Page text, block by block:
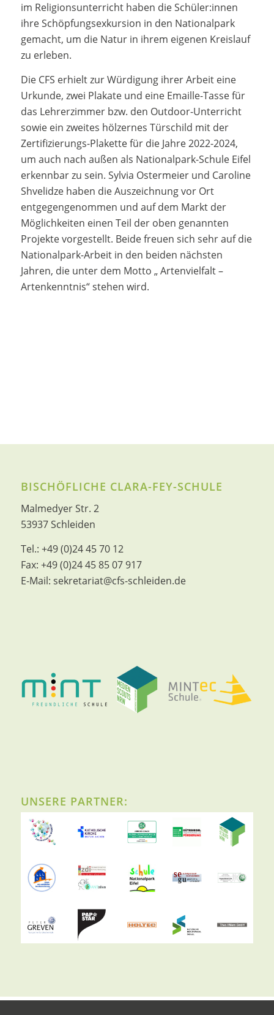
im Religionsunterricht haben die Schüler:innen
ihre Schöpfungsexkursion in den Nationalpark
gemacht, um die Natur in ihrem eigenen Kreislauf
zu erleben.
Die CFS erhielt zur Würdigung ihrer Arbeit eine
Urkunde, zwei Plakate und eine Emaille-Tasse für
das Lehrerzimmer bzw. den Outdoor-Unterricht
sowie ein zweites hölzernes Türschild mit der
Zertifizierungs-Plakette für die Jahre 2022-2024,
um auch nach außen als Nationalpark-Schule Eifel
erkennbar zu sein. Sylvia Ostermeier und Caroline
Shvelidze haben die Auszeichnung vor Ort
entgegengenommen und auf dem Markt der
Möglichkeiten einen Teil der oben genannten
Projekte vorgestellt. Beide freuen sich sehr auf die
Nationalpark-Arbeit in den beiden nächsten
Jahren, die unter dem Motto „ Artenvielfalt –
Artenkenntnis“ stehen wird.
BISCHÖFLICHE CLARA-FEY-SCHULE
Malmedyer Str. 2
53937 Schleiden
Tel.: +49 (0)24 45 70 12
Fax: +49 (0)24 45 85 07 917
E-Mail: sekretariat@cfs-schleiden.de
UNSERE PARTNER: